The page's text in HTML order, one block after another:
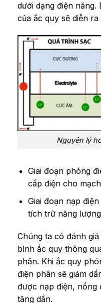
dưới dạng điện
của ắc quy sẽ diễn ra
Nguyên lý
Giai đoạn phóng
cấp điện cho
Giai đoạn nạp
tích trữ năng
Chúng ta có đánh
bình ắc quy thông
phân. Khi ắc quy
điện phân sẽ giảm
được nạp điện, nồng
tăng dần.